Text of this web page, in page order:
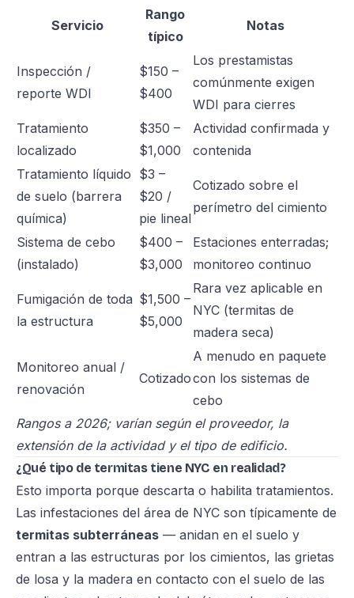
Servicio
Rango
típico
Notas
Inspección /
reporte WDI
$150 –
$400
Los prestamistas
comúnmente exigen
WDI para cierres
Tratamiento
localizado
$350 –
$1,000
Actividad confirmada y
contenida
Tratamiento líquido
de suelo (barrera
química)
$3 –
$20 /
pie lineal
Cotizado sobre el
perímetro del cimiento
Sistema de cebo
(instalado)
$400 –
$3,000
Estaciones enterradas;
monitoreo continuo
Fumigación de toda
la estructura
$1,500 –
$5,000
Rara vez aplicable en
NYC (termitas de
madera seca)
Monitoreo anual /
renovación
Cotizado
A menudo en paquete
con los sistemas de
cebo
Rangos a 2026; varían según el proveedor, la
extensión de la actividad y el tipo de edificio.
¿Qué tipo de termitas tiene NYC en realidad?
Esto importa porque descarta o habilita tratamientos.
Las infestaciones del área de NYC son típicamente de
termitas subterráneas — anidan en el suelo y
entran a las estructuras por los cimientos, las grietas
de losa y la madera en contacto con el suelo de las